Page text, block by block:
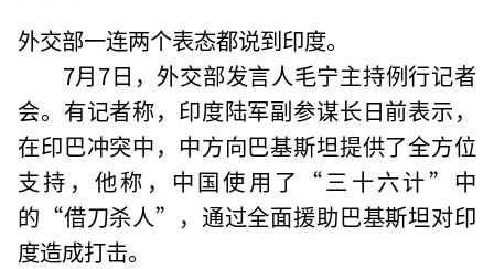
外交部一连两个表态都说到印度。
7月7日，外交部发言人毛宁主持例行记者
会。有记者称，印度陆军副参谋长日前表示，
在印巴冲突中，中方向巴基斯坦提供了全方位
支持，他称，中国使用了“三十六计”中
的“借刀杀人”，通过全面援助巴基斯坦对印
度造成打击。